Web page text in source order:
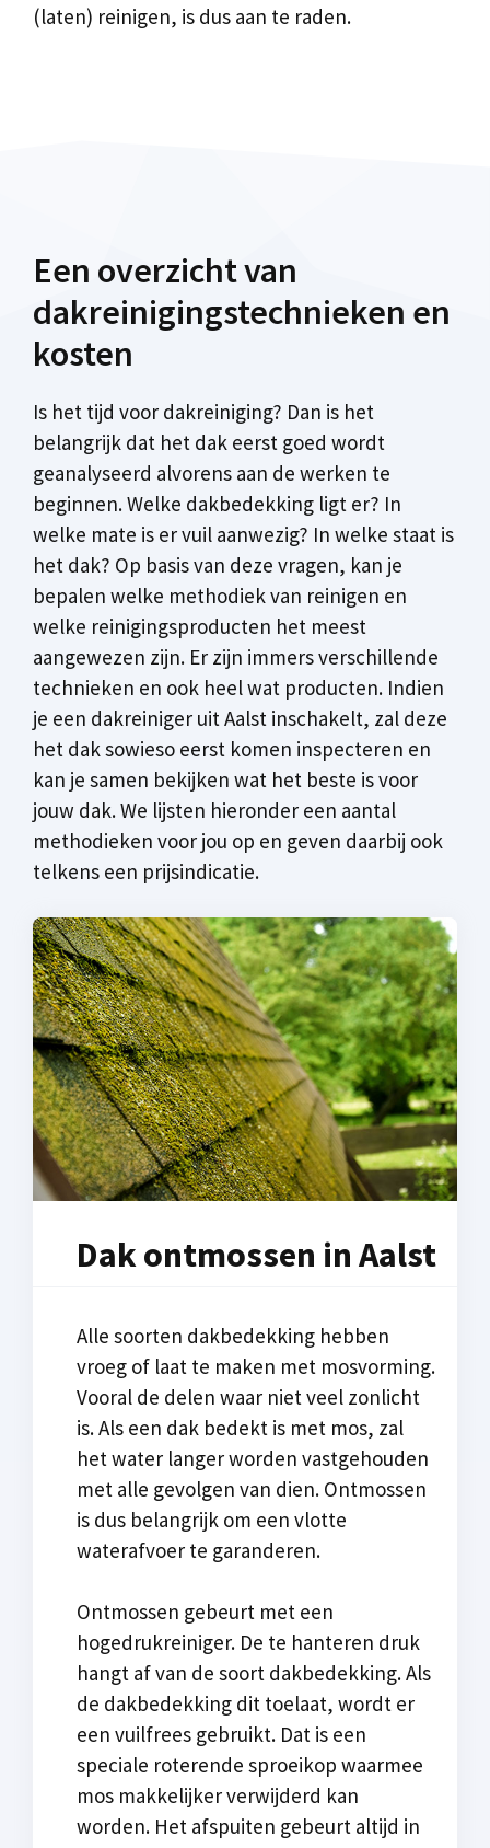
(laten) reinigen, is dus aan te raden.
Een overzicht van
dakreinigingstechnieken en
kosten
Is het tijd voor dakreiniging? Dan is het
belangrijk dat het dak eerst goed wordt
geanalyseerd alvorens aan de werken te
beginnen. Welke dakbedekking ligt er? In
welke mate is er vuil aanwezig? In welke staat is
het dak? Op basis van deze vragen, kan je
bepalen welke methodiek van reinigen en
welke reinigingsproducten het meest
aangewezen zijn. Er zijn immers verschillende
technieken en ook heel wat producten. Indien
je een dakreiniger uit Aalst inschakelt, zal deze
het dak sowieso eerst komen inspecteren en
kan je samen bekijken wat het beste is voor
jouw dak. We lijsten hieronder een aantal
methodieken voor jou op en geven daarbij ook
telkens een prijsindicatie.
Dak ontmossen in Aalst
Alle soorten dakbedekking hebben
vroeg of laat te maken met mosvorming.
Vooral de delen waar niet veel zonlicht
is. Als een dak bedekt is met mos, zal
het water langer worden vastgehouden
met alle gevolgen van dien. Ontmossen
is dus belangrijk om een vlotte
waterafvoer te garanderen.
Ontmossen gebeurt met een
hogedrukreiniger. De te hanteren druk
hangt af van de soort dakbedekking. Als
de dakbedekking dit toelaat, wordt er
een vuilfrees gebruikt. Dat is een
speciale roterende sproeikop waarmee
mos makkelijker verwijderd kan
worden. Het afspuiten gebeurt altijd in